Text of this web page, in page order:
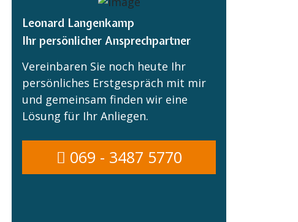
Leonard Langenkamp
Ihr persönlicher Ansprechpartner
Vereinbaren Sie noch heute Ihr
persönliches Erstgespräch mit mir
und gemeinsam finden wir eine
Lösung für Ihr Anliegen.
069 - 3487 5770